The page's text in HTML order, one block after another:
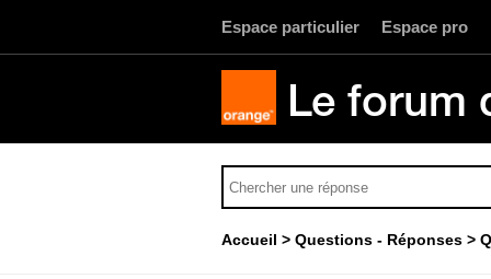
Espace particulier Espace pro
Le forum
Accueil Questions - Réponses